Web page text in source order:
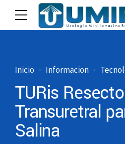
Inicio Informacion
TURis
Transuretral
Salina